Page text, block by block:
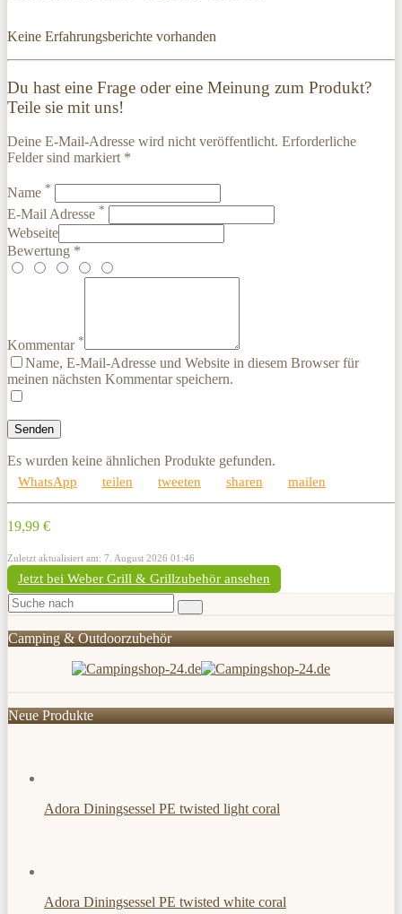
Keine Erfahrungsberichte vorhanden
Du hast eine Frage oder eine Meinung zum Produkt?
Teile sie mit uns!
Deine E-Mail-Adresse wird nicht veröffentlicht. Erforderliche
Felder sind markiert *
Name *
E-Mail Adresse *
Webseite
Bewertung *
Kommentar *
Name, E-Mail-Adresse und Website in diesem Browser für
meinen nächsten Kommentar speichern.
Es wurden keine ähnlichen Produkte gefunden.
WhatsApp teilen tweeten sharen mailen
19,99 €
Zuletzt aktualisiert am: 7. August 2026 01:46
Jetzt bei Weber Grill & Grillzubehör ansehen
Camping & Outdoorzubehör
Neue Produkte
Adora Diningsessel PE twisted light coral
Adora Diningsessel PE twisted white coral